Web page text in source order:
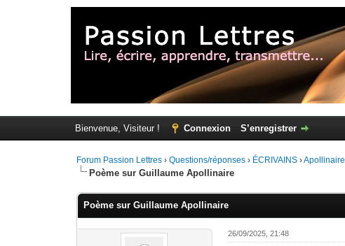
Bienvenue, Visiteur ! Connexion S’enregistrer
Forum Passion Lettres ›Questions/réponses › ÉCRIVAINS ›Apollinaire
Poème sur Guillaume Apollinaire
Poème sur Guillaume Apollinaire
26/09/2025, 21:48